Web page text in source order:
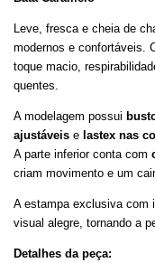
Leve, fresca e cheia de
modernos e confortáveis.
toque macio,
quentes.
A modelagem possui
ajustáveis e lastex nas
A parte inferior conta com
criam movimento e um
A estampa exclusiva com
visual alegre, tornando a
Detalhes da peça: